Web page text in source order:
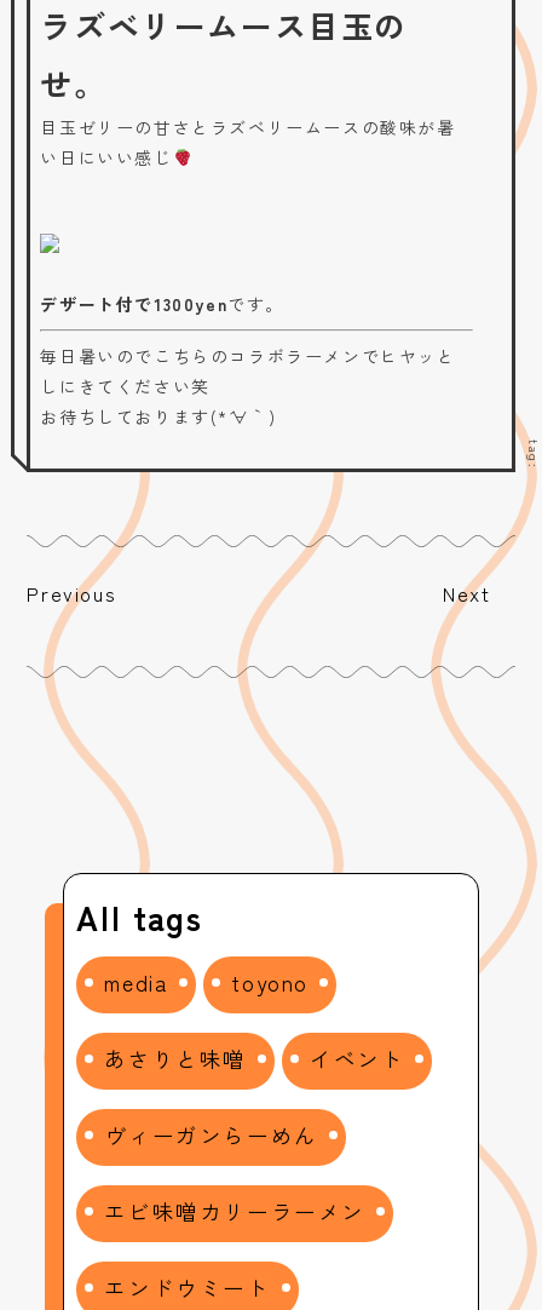
ラズベリームース目玉の
せ。
目玉ゼリーの甘さとラズベリームースの酸味が暑
い日にいい感じ
デザート付で1300yenです。
毎日暑いのでこちらのコラボラーメンでヒヤッと
しにきてください笑
お待ちしております(*´∀｀)
Previous Next
All tags
media toyono
あさりと味噌 イベント
ヴィーガンらーめん
エビ味噌カリーラーメン
エンドウミート